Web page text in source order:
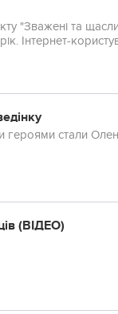
"Зважені та
Інтернет-
героями стали
(ВІДЕО)